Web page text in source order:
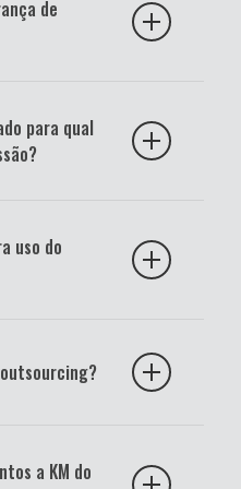
de nuvem.
de
documentos
para qual
uso do
aproveitem todos
a KM do